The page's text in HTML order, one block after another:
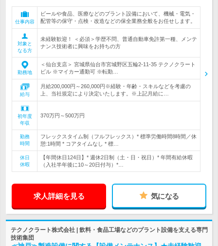
仕事内容
ビールや食品、医療などのプラント設備において、機械・電気・
配管等の保守・点検・改造などの保全業務全般をお任せします。
対象と
なる方
未経験歓迎！ ＜必須＞学歴不問、普通自動車免許第一種、メンテ
ナンス技術者に興味をお持ちの方
勤務地
＜仙台支店＞ 宮城県仙台市宮城野区五輪2-11-35 テクノクラート
ビル ※マイカー通勤可 ※転勤…
給与
月給200,000円～260,000円※経験・年齢・スキルなどを考慮の
上、当社規定により決定いたします。※上記月給に…
初年度
年収
370万円～500万円
勤務
時間
フレックスタイム制（フルフレックス）* 標準労働時間8時間／休
憩:1時間 * コアタイムなし * 標…
休日
休暇
【年間休日124日】* 週休2日制（土・日・祝日）* 年間有給休暇
（入社半年後に10～20日付与）*…
求人詳細を見る 気になる
テクノクラート株式会社 | 飲料・食品工場などのプラント設備を支える専門
技術集団